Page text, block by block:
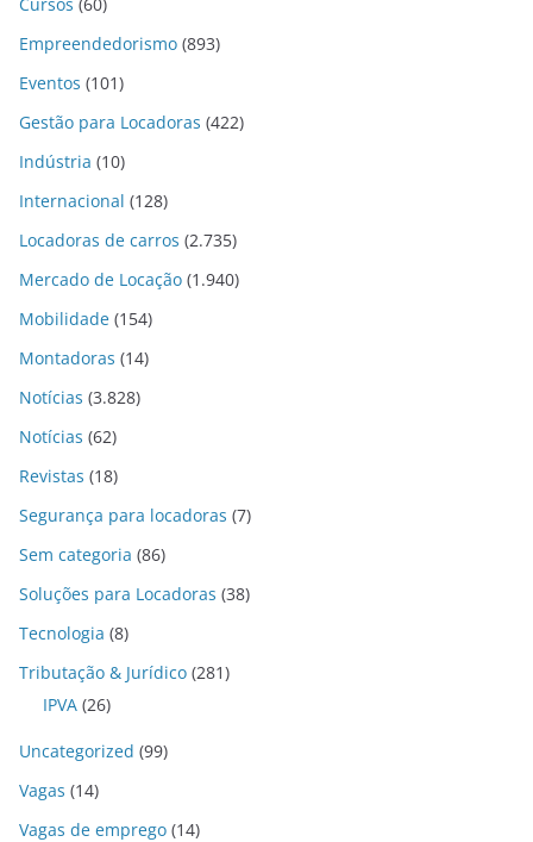
Empreendedorismo (893)
Eventos (101)
Gestão para Locadoras (422)
Indústria (10)
Internacional (128)
Locadoras de carros (2.735)
Mercado de Locação (1.940)
Mobilidade (154)
Montadoras (14)
Notícias (3.828)
Notícias (62)
Revistas (18)
Segurança para locadoras (7)
Sem categoria (86)
Soluções para Locadoras (38)
Tecnologia (8)
Tributação & Jurídico (281)
IPVA (26)
Uncategorized (99)
Vagas (14)
Vagas de emprego (14)